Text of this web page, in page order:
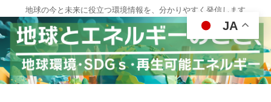
地球の今と未来に役立つ環境情報を、分かりやすく発信します
JA